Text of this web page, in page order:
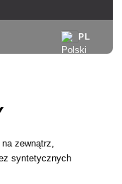
PL
zewnątrz,
syntetycznych